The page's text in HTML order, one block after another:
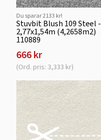
Du sparar 2133 kr!
Stuvbit Blush 109 Steel -
2,77x1,54m (4,2658m2)
110889
666 kr
(Ord. pris: 3,333 kr)